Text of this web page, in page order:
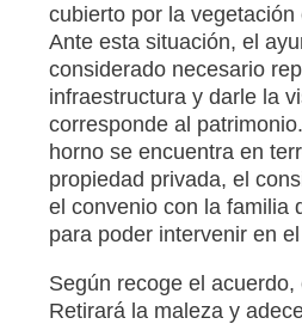
cubierto por la vegetación
Ante esta situación, el
considerado necesario
infraestructura y darle la
corresponde al
horno se encuentra en
propiedad privada, el
el convenio con la familia
para poder intervenir en
Según recoge el
Retirará la maleza y